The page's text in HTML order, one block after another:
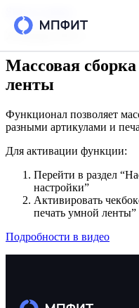
Возможности
Тарифы
РЕСУРСЫ
Блог
База знаний
20 января 2025 г.
Массовая
ленты
Функционал позволяет
разными артикулами и
Для активации функции:
Перейти в раздел
настройки”
Активировать
печать умной ленты”
Подробности в видео